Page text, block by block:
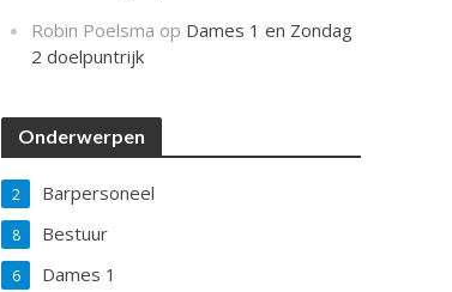
Robin Poelsma op Dames 1 en Zondag
2 doelpuntrijk
Onderwerpen
Barpersoneel
2
Bestuur
8
Dames 1
6